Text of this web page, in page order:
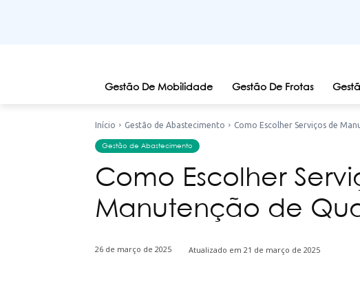
Gestão De Mobilidade Gestão De Frotas
Início Gestão de Abastecimento Como Escolher Serviços de
Gestão de Abastecimento
Como Escolher
Manutenção de
26 de março de 2025 Atualizado em 21 de março de 2025